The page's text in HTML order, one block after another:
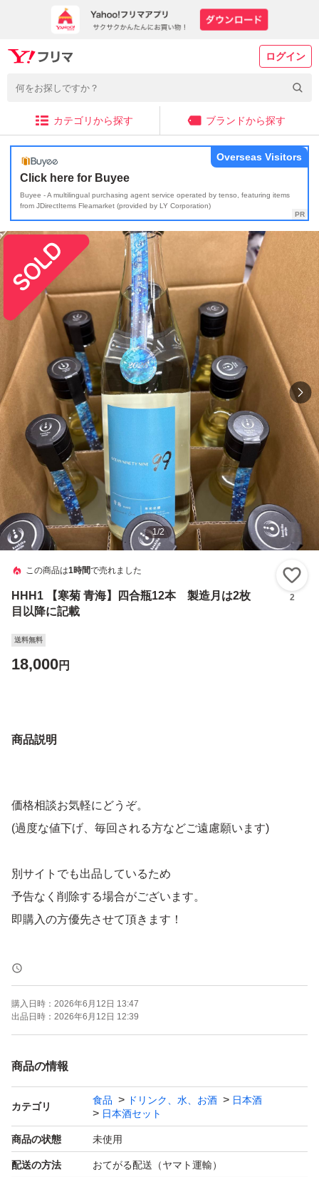
ログイン
カテゴリから探す ブランドから探す
Click here for Buyee
Buyee - A multilingual purchasing agent service operated by tenso, featuring items
from JDirectItems Fleamarket (provided by LY Corporation)
Overseas Visitors
1/2
この商品は1時間で売れました
HHH1 【寒菊 青海】四合瓶12本 製造月は2枚
目以降に記載
2
送料無料
18,000円
商品説明
価格相談お気軽にどうぞ。
(過度な値下げ、毎回される方などご遠慮願います)
別サイトでも出品しているため
予告なく削除する場合がございます。
即購入の方優先させて頂きます！
トラブル防止の為、返品、返金はお断りします。
よろしくお願いします！！
・Yahoo!フリマの仕様につきクール便での発送は行なっ
ておりません。ご了承ください。
・購入意思のない価格相談はお辞めください。
・20歳未満の方には販売しません。
購入日時： 2026年6月12日 13:47
出品日時： 2026年6月12日 12:39
商品の情報
カテゴリ
食品 ドリンク、水、お酒
日本酒
日本酒セット
商品の状態 未使用
配送の方法 おてがる配送（ヤマト運輸）